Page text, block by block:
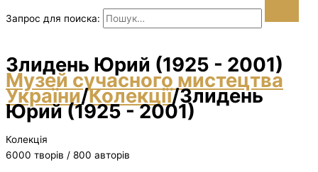
Запрос для поиска:
Злидень Юрий (1925 - 2001)
Музей сучасного мистецтва
України/Колекції/Злидень
Юрий (1925 - 2001)
Колекція
6000 творiв / 800 авторів